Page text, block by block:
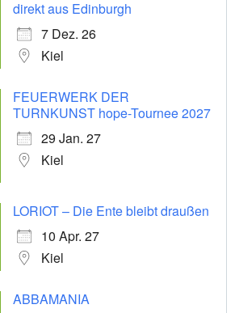
direkt aus Edinburgh
7 Dez. 26
Kiel
FEUERWERK DER
TURNKUNST hope-Tournee 2027
29 Jan. 27
Kiel
LORIOT – Die Ente bleibt draußen
10 Apr. 27
Kiel
ABBAMANIA